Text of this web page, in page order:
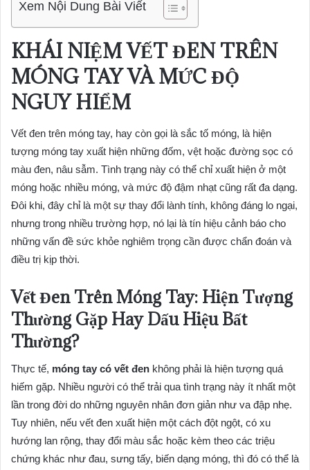
Xem Nội Dung Bài Viết
KHÁI NIỆM VẾT ĐEN TRÊN
MÓNG TAY VÀ MỨC ĐỘ
NGUY HIỂM
Vết đen trên móng tay, hay còn gọi là sắc tố móng, là hiện
tượng móng tay xuất hiện những đốm, vệt hoặc đường sọc có
màu đen, nâu sẫm. Tình trạng này có thể chỉ xuất hiện ở một
móng hoặc nhiều móng, và mức độ đậm nhạt cũng rất đa dạng.
Đôi khi, đây chỉ là một sự thay đổi lành tính, không đáng lo ngại,
nhưng trong nhiều trường hợp, nó lại là tín hiệu cảnh báo cho
những vấn đề sức khỏe nghiêm trọng cần được chẩn đoán và
điều trị kịp thời.
Vết Đen Trên Móng Tay: Hiện Tượng
Thường Gặp Hay Dấu Hiệu Bất
Thường?
Thực tế, móng tay có vết đen không phải là hiện tượng quá
hiếm gặp. Nhiều người có thể trải qua tình trạng này ít nhất một
lần trong đời do những nguyên nhân đơn giản như va đập nhẹ.
Tuy nhiên, nếu vết đen xuất hiện một cách đột ngột, có xu
hướng lan rộng, thay đổi màu sắc hoặc kèm theo các triệu
chứng khác như đau, sưng tấy, biến dạng móng, thì đó có thể là